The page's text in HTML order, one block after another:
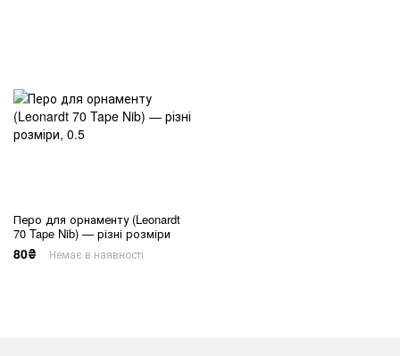
Перо для орнаменту (Leonardt
70 Tape Nib) — різні розміри
80₴ Немає в наявності